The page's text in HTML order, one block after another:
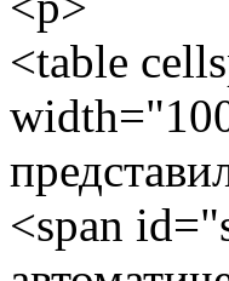
<table
<span